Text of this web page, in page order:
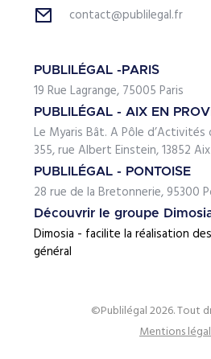
contact@publilegal.fr
PUBLILÉGAL -PARIS
19 Rue Lagrange, 75005 Paris
PUBLILÉGAL - AIX EN
Le Myaris Bât. A Pôle d’Activités
355, rue Albert Einstein, 13852
PUBLILÉGAL - PONTOISE
28 rue de la Bretonnerie, 95300
Découvrir le groupe
Dimosia - facilite la réalisation
général
©Publilégal 2026. Tout
Mentions